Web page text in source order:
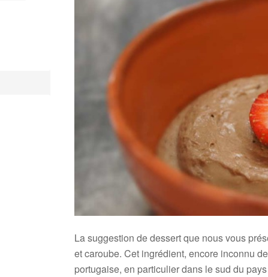
La suggestion de dessert que nous vous
et caroube. Cet ingrédient, encore inconnu
portugaise, en particulier dans le sud du